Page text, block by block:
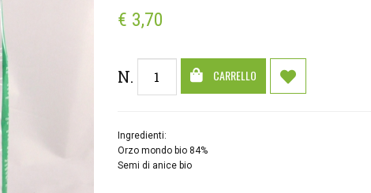
€ 3,70
N. CARRELLO
Ingredienti:
Orzo mondo bio 84%
Semi di anice bio